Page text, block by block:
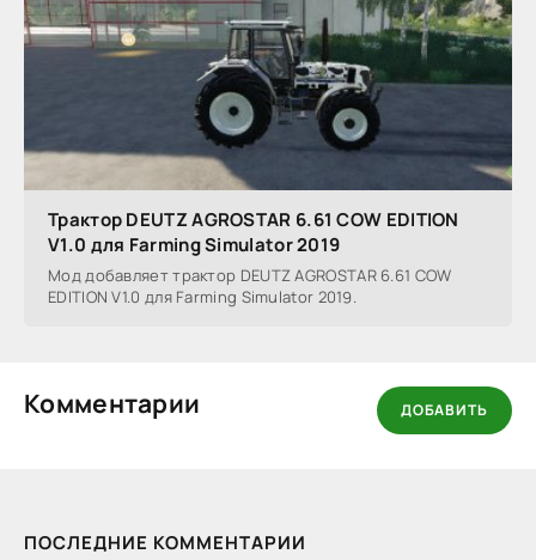
ПОСЛЕДНИЕ КОММЕНТАРИИ
Трактор DEUTZ AGROSTAR 6.61 COW EDITION
V1.0 для Farming Simulator 2019
Мод добавляет трактор DEUTZ AGROSTAR 6.61 COW
EDITION V1.0 для Farming Simulator 2019.
Комментарии ДОБАВИТЬ